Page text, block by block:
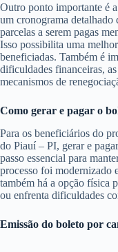
Outro ponto importante é
um cronograma
parcelas a serem pagas
Isso possibilita uma
beneficiadas. Também é
dificuldades financeiras,
mecanismos de
Como gerar e pagar o
Para os beneficiários do
do Piauí – PI, gerar e
passo essencial para
processo foi modernizado
também há a opção física
ou enfrenta dificuldades
Emissão do boleto por